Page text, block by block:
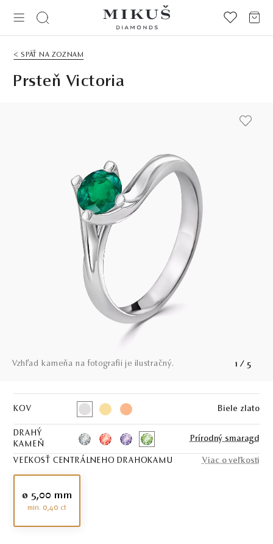
< SPÄŤ NA ZOZNAM
Prsteň Victoria
Vzhľad kameňa na fotografii je ilustračný. 1 / 5
KOV Biele zlato
DRAHÝ
KAMEŇ
Prírodný smaragd
VEĽKOSŤ CENTRÁLNEHO DRAHOKAMU Viac o veľkosti
ø 5,00 mm
min. 0,40 ct